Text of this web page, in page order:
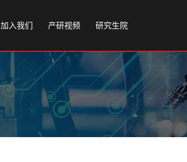
加入我们 产研视频 研究生院